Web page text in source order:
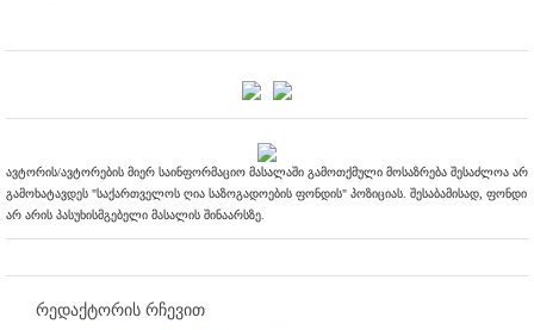
ავტორის/ავტორების მიერ საინფორმაციო მასალაში გამოთქმული მოსაზრება შესაძლოა არ
გამოხატავდეს "საქართველოს ღია საზოგადოების ფონდის" პოზიციას. შესაბამისად, ფონდი
არ არის პასუხისმგებელი მასალის შინაარსზე.
რედაქტორის რჩევით